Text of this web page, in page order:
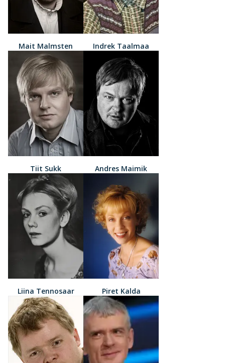
Mait Malmsten Indrek Taalmaa
Tiit Sukk Andres Maimik
Liina Tennosaar Piret Kalda